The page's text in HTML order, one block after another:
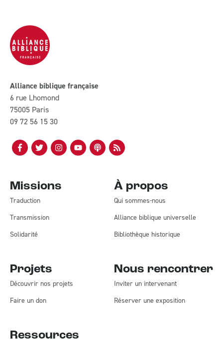
Alliance biblique française
6 rue Lhomond
75005 Paris
09 72 56 15 30
Missions
Traduction
Transmission
Solidarité
Projets
Découvrir nos projets
Faire un don
À propos
Qui sommes-nous
Alliance biblique universelle
Bibliothèque historique
Nous rencontrer
Inviter un intervenant
Réserver une exposition
Ressources